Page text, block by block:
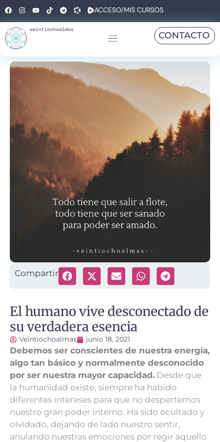
ACCESO/MIS CURSOS
veintiochoalmas
CONTACTO
Compartir
El humano vive desconectado de
su verdadera esencia
Veintiochoalmas junio 18, 2021
Debemos ser conscientes de nuestra energía,
algo tan básico y normalmente desconocido
por ser nuestra mayor capacidad. Desde que
la humanidad existe, siempre ha habido
diferentes intereses para que no despertemos
nuestro gran poder interno. Ha sido ocultado y
olvidado, dejando de lado nuestro sentir,
anulando nuestras emociones por regir aquello